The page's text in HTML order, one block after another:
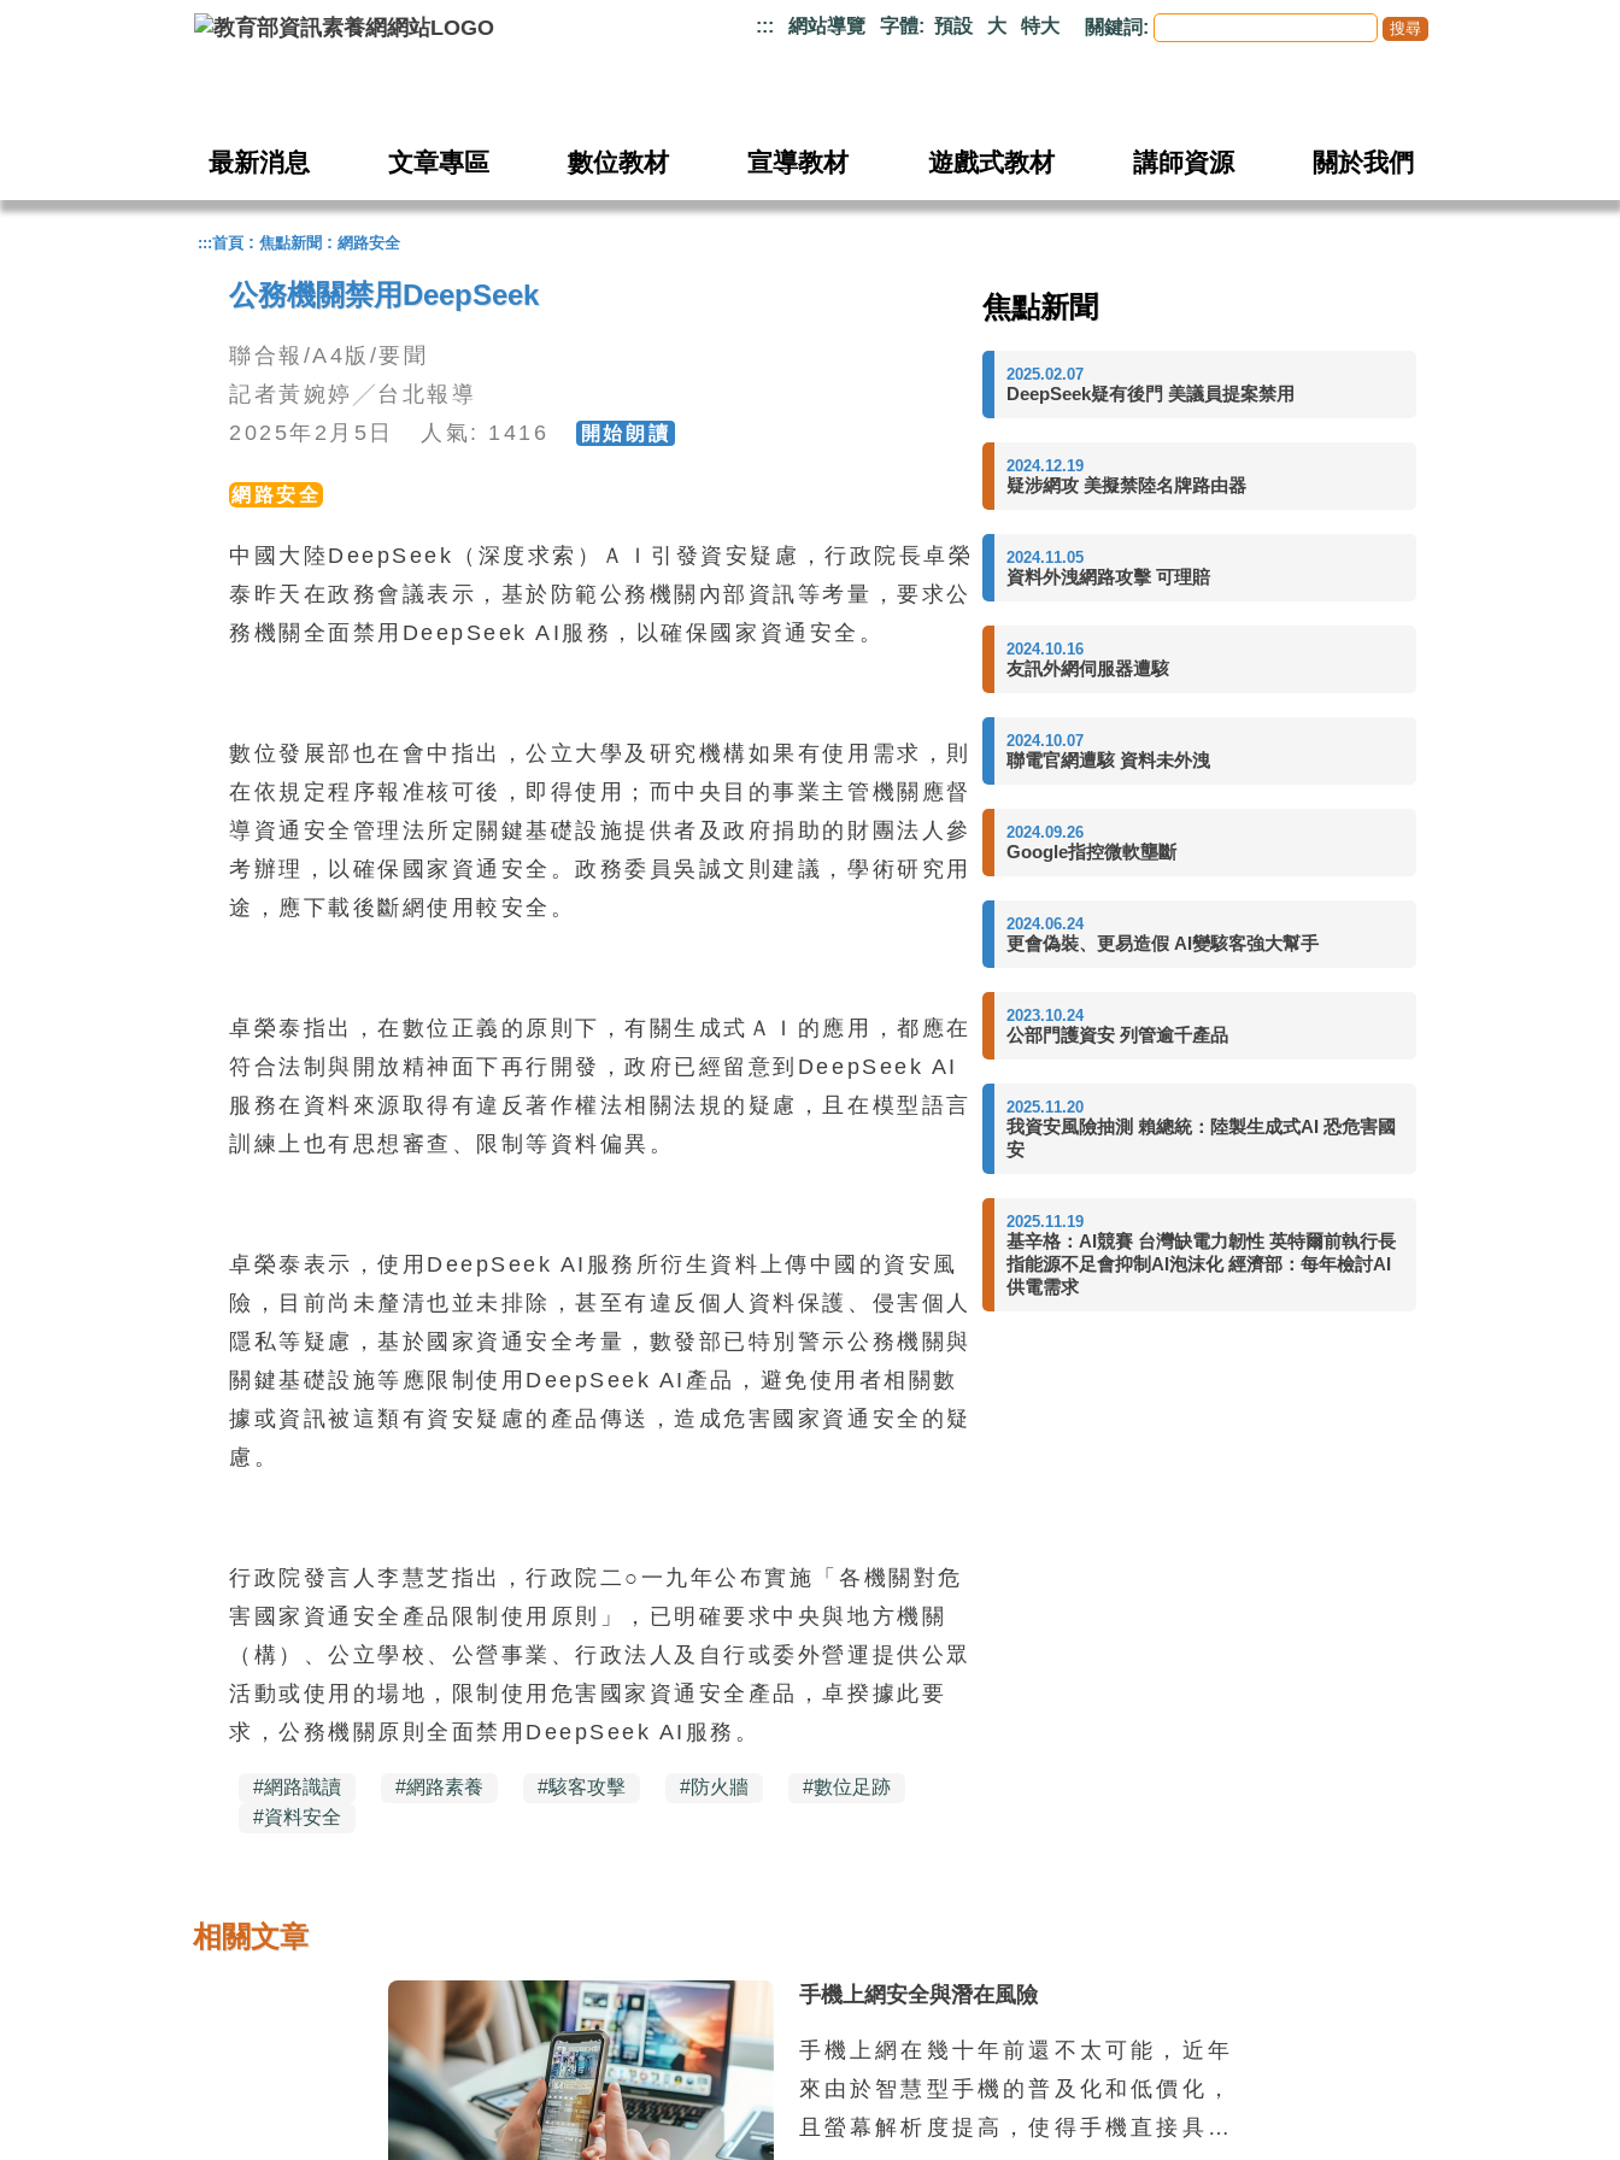
::: 網站導覽 字體: 預設 大 特大 關鍵詞:
最新消息 文章專區 數位教材 宣導教材 遊戲式教材 講師資源 關於我們
:::首頁 : 焦點新聞 : 網路安全
公務機關禁用DeepSeek
聯合報/A4版/要聞
記者黃婉婷╱台北報導
2025年2月5日 人氣: 1416
開始朗讀
網路安全
中國大陸DeepSeek（深度求索）ＡＩ引發資安疑慮，行政院長卓榮
泰昨天在政務會議表示，基於防範公務機關內部資訊等考量，要求公
務機關全面禁用DeepSeek AI服務，以確保國家資通安全。
數位發展部也在會中指出，公立大學及研究機構如果有使用需求，則
在依規定程序報准核可後，即得使用；而中央目的事業主管機關應督
導資通安全管理法所定關鍵基礎設施提供者及政府捐助的財團法人參
考辦理，以確保國家資通安全。政務委員吳誠文則建議，學術研究用
途，應下載後斷網使用較安全。
卓榮泰指出，在數位正義的原則下，有關生成式ＡＩ的應用，都應在
符合法制與開放精神面下再行開發，政府已經留意到DeepSeek AI
服務在資料來源取得有違反著作權法相關法規的疑慮，且在模型語言
訓練上也有思想審查、限制等資料偏異。
卓榮泰表示，使用DeepSeek AI服務所衍生資料上傳中國的資安風
險，目前尚未釐清也並未排除，甚至有違反個人資料保護、侵害個人
隱私等疑慮，基於國家資通安全考量，數發部已特別警示公務機關與
關鍵基礎設施等應限制使用DeepSeek AI產品，避免使用者相關數
據或資訊被這類有資安疑慮的產品傳送，造成危害國家資通安全的疑
慮。
行政院發言人李慧芝指出，行政院二○一九年公布實施「各機關對危
害國家資通安全產品限制使用原則」，已明確要求中央與地方機關
（構）、公立學校、公營事業、行政法人及自行或委外營運提供公眾
活動或使用的場地，限制使用危害國家資通安全產品，卓揆據此要
求，公務機關原則全面禁用DeepSeek AI服務。
#網路識讀 #網路素養 #駭客攻擊 #防火牆 #數位足跡
#資料安全
焦點新聞
2025.02.07
DeepSeek疑有後門 美議員提案禁用
2024.12.19
疑涉網攻 美擬禁陸名牌路由器
2024.11.05
資料外洩網路攻擊 可理賠
2024.10.16
友訊外網伺服器遭駭
2024.10.07
聯電官網遭駭 資料未外洩
2024.09.26
Google指控微軟壟斷
2024.06.24
更會偽裝、更易造假 AI變駭客強大幫手
2023.10.24
公部門護資安 列管逾千產品
2025.11.20
我資安風險抽測 賴總統：陸製生成式AI 恐危害國
安
2025.11.19
基辛格：AI競賽 台灣缺電力韌性 英特爾前執行長
指能源不足會抑制AI泡沫化 經濟部：每年檢討AI
供電需求
相關文章
手機上網安全與潛在風險
手機上網在幾十年前還不太可能，近年
來由於智慧型手機的普及化和低價化，
且螢幕解析度提高，使得手機直接具備